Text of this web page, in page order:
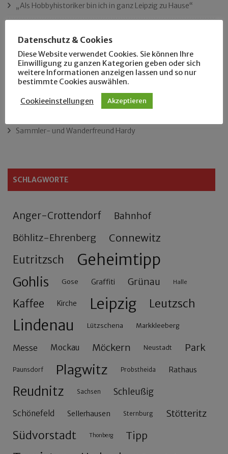
„Als Hobbyhistoriker bin ich in ganz Leipzig zu Hause“
Der Leipziger Schmiedetag von 1904
Rennfahrer in Schönefeld und Zschocher
Zu Fuß durch Anger-Crottendorf
Sammler- und Wanderfreund Hardy
SCHLAGWORTE
Anger-Crottendorf Bahnhof
Böhlitz-Ehrenberg Connewitz
Eutritzsch Geheimtipp
Gohlis Gose Graffiti Grünau Halle
Kaffee Kirche Leipzig Leutzsch
Lindenau Lützschena Markkleeberg
Messe Mockau Möckern Neustadt Park
Paunsdorf Plagwitz Probstheida Rathaus
Reudnitz Sachsen Schleußig
Schönefeld Sellerhausen Sternburg Stötteritz
Südvorstadt Thonberg Tipp
Datenschutz & Cookies
Diese Website verwendet Cookies. Sie können Ihre
Einwilligung zu ganzen Kategorien geben oder sich
weitere Informationen anzeigen lassen und so nur
bestimmte Cookies auswählen.
Cookieeinstellungen Akzeptieren